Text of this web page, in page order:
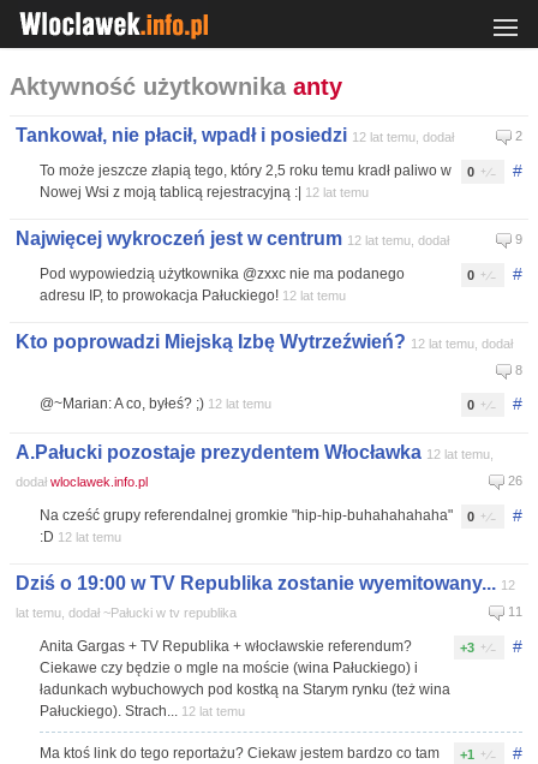
Aktywność użytkownika anty
Tankował, nie płacił, wpadł i posiedzi 12 lat temu, dodał 2
#
0
To może jeszcze złapią tego, który 2,5 roku temu kradł paliwo w
Nowej Wsi z moją tablicą rejestracyjną :| 12 lat temu
Najwięcej wykroczeń jest w centrum 12 lat temu, dodał 9
#
0
Pod wypowiedzią użytkownika @zxxc nie ma podanego
adresu IP, to prowokacja Pałuckiego! 12 lat temu
Kto poprowadzi Miejską Izbę Wytrzeźwień? 12 lat temu, dodał
8
#
0
@~Marian: A co, byłeś? ;) 12 lat temu
A.Pałucki pozostaje prezydentem Włocławka 12 lat temu,
dodał wloclawek.info.pl 26
#
0
Na cześć grupy referendalnej gromkie "hip-hip-buhahahahaha"
:D 12 lat temu
Dziś o 19:00 w TV Republika zostanie wyemitowany... 12
lat temu, dodał ~Pałucki w tv republika
11
#
+3
Anita Gargas + TV Republika + włocławskie referendum?
Ciekawe czy będzie o mgle na moście (wina Pałuckiego) i
ładunkach wybuchowych pod kostką na Starym rynku (też wina
Pałuckiego). Strach... 12 lat temu
#
+1
Ma ktoś link do tego reportażu? Ciekaw jestem bardzo co tam